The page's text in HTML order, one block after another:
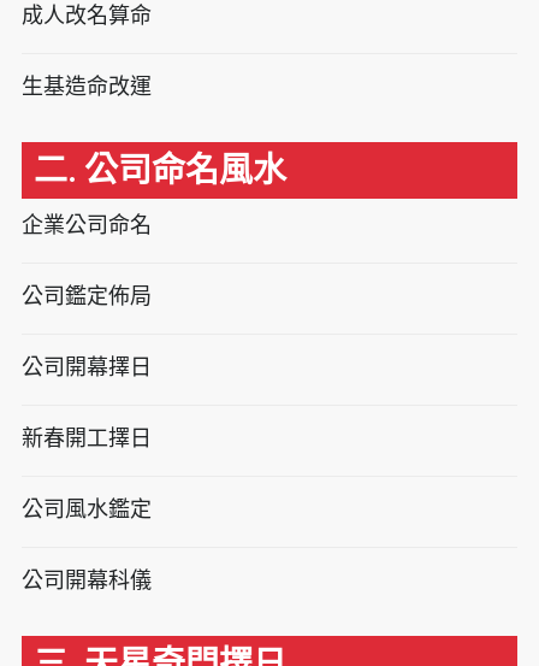
成人改名算命
生基造命改運
二. 公司命名風水
企業公司命名
公司鑑定佈局
公司開幕擇日
新春開工擇日
公司風水鑑定
公司開幕科儀